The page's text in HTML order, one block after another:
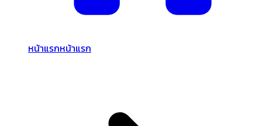
หน้าแรกหน้าแรก